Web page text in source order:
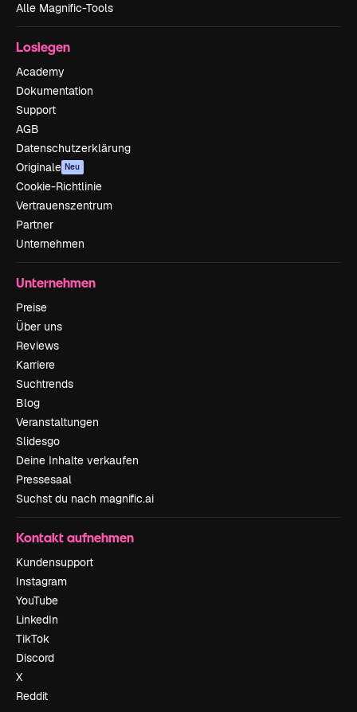
Alle Magnific-Tools
Loslegen
Academy
Dokumentation
Support
AGB
Datenschutzerklärung
Originale Neu
Cookie-Richtlinie
Vertrauenszentrum
Partner
Unternehmen
Unternehmen
Preise
Über uns
Reviews
Karriere
Suchtrends
Blog
Veranstaltungen
Slidesgo
Deine Inhalte verkaufen
Pressesaal
Suchst du nach magnific.ai
Kontakt aufnehmen
Kundensupport
Instagram
YouTube
LinkedIn
TikTok
Discord
X
Reddit